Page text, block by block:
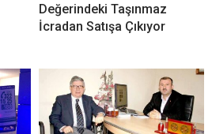
Değerindeki Taşınmaz
İcradan Satışa Çıkıyor